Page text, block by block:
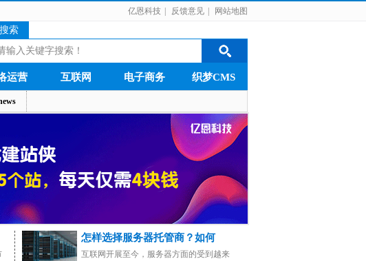
亿恩科技 反馈意见 网站地图
搜索
运营 互联网 电子商务 织梦CMS
怎样选择服务器托管商？如何
互联网开展至今，服务器方面的受到越来